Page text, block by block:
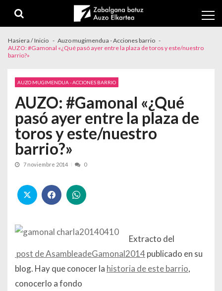
Hasiera / Inicio
Auzo mugimendua - Acciones barrio
AUZO: #Gamonal «¿Qué pasó ayer entre la plaza de toros y este/nuestro
barrio?»
AUZO MUGIMENDUA - ACCIONES BARRIO
AUZO: #Gamonal «¿Qué
pasó ayer entre la plaza de
toros y este/nuestro
barrio?»
7 noviembre 2014 0
Extracto del
post de AsambleadeGamonal2014publicado en su
blog. Hay que conocer la historia de este barrio,
conocerlo a fondo